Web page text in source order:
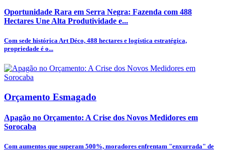
Oportunidade Rara em Serra Negra: Fazenda com 488
Hectares Une Alta Produtividade e...
Com sede histórica Art Déco, 488 hectares e logística estratégica,
propriedade é o...
Orçamento Esmagado
Apagão no Orçamento: A Crise dos Novos Medidores em
Sorocaba
Com aumentos que superam 500%, moradores enfrentam "enxurrada" de